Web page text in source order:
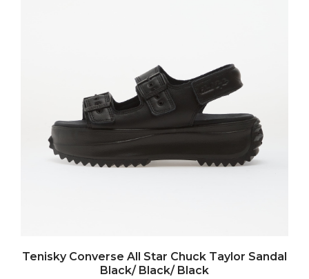
Tenisky Converse All Star Chuck Taylor Sandal
Black/ Black/ Black